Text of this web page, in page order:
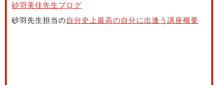
砂羽美佳先生ブログ
砂羽先生担当の自分史上最高の自分に出逢う講座概要